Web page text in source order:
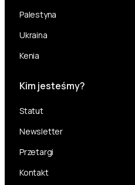
Palestyna
Ukraina
Kenia
Kim jesteśmy?
Statut
Newsletter
Przetargi
Kontakt